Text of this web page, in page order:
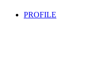
PROFILE